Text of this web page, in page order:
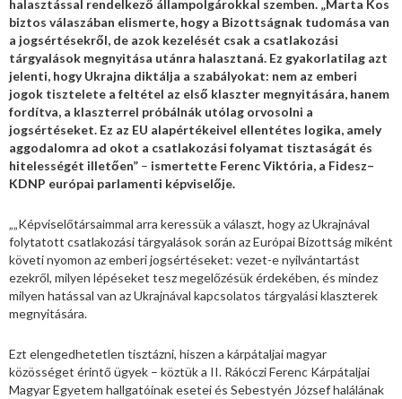
halasztással rendelkező állampolgárokkal szemben. „Marta Kos
biztos válaszában elismerte, hogy a Bizottságnak tudomása van
a jogsértésekről, de azok kezelését csak a csatlakozási
tárgyalások megnyitása utánra halasztaná. Ez gyakorlatilag azt
jelenti, hogy Ukrajna diktálja a szabályokat: nem az emberi
jogok tisztelete a feltétel az első klaszter megnyitására, hanem
fordítva, a klaszterrel próbálnák utólag orvosolni a
jogsértéseket. Ez az EU alapértékeivel ellentétes logika, amely
aggodalomra ad okot a csatlakozási folyamat tisztaságát és
hitelességét illetően” – ismertette Ferenc Viktória, a Fidesz–
KDNP európai parlamenti képviselője.
„„Képviselőtársaimmal arra keressük a választ, hogy az Ukrajnával
folytatott csatlakozási tárgyalások során az Európai Bizottság miként
követi nyomon az emberi jogsértéseket: vezet-e nyilvántartást
ezekről, milyen lépéseket tesz megelőzésük érdekében, és mindez
milyen hatással van az Ukrajnával kapcsolatos tárgyalási klaszterek
megnyitására.
Ezt elengedhetetlen tisztázni, hiszen a kárpátaljai magyar
közösséget érintő ügyek – köztük a II. Rákóczi Ferenc Kárpátaljai
Magyar Egyetem hallgatóinak esetei és Sebestyén József halálának